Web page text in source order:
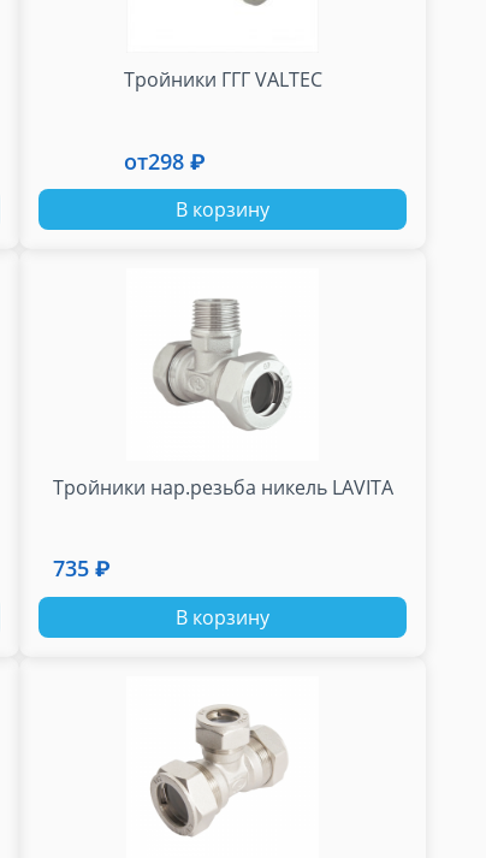
Тройники ГГГ VALTEC
от298 ₽
В корзину
Тройники нар.резьба никель LAVITA
735 ₽
В корзину